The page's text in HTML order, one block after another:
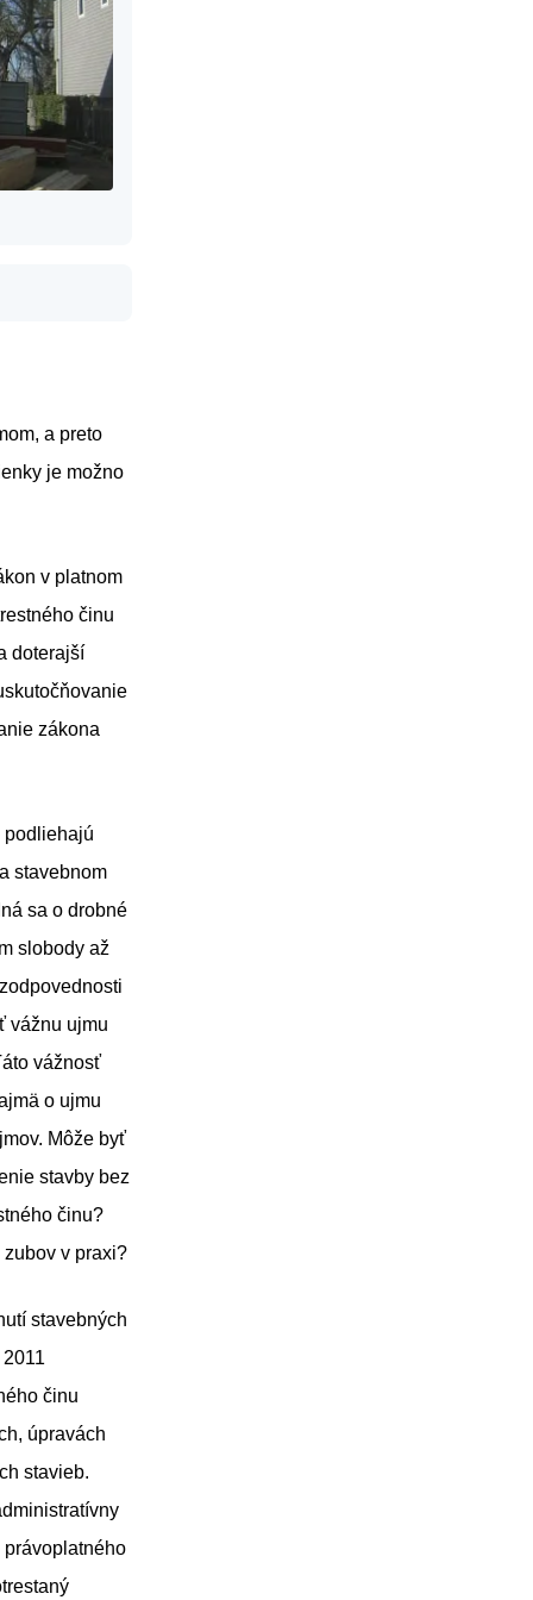
a preto
je možno
v platnom
činu
doterajší
zákona
podliehajú
stavebnom
sa o drobné
slobody až
vážnu ujmu
vážnosť
o ujmu
Môže byť
stavby bez
činu?
zubov v praxi?
stavebných
činu
úpravách
stavieb.
právoplatného